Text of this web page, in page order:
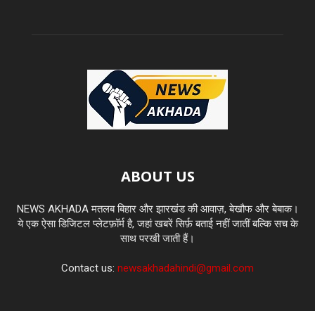
ABOUT US
NEWS AKHADA मतलब बिहार और झारखंड की आवाज़, बेखौफ और बेबाक।
ये एक ऐसा डिजिटल प्लेटफ़ॉर्म है, जहां खबरें सिर्फ़ बताई नहीं जातीं बल्कि सच के
साथ परखी जाती हैं।
Contact us: newsakhadahindi@gmail.com